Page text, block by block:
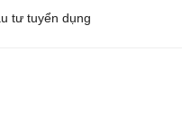
tư tuyển dụng